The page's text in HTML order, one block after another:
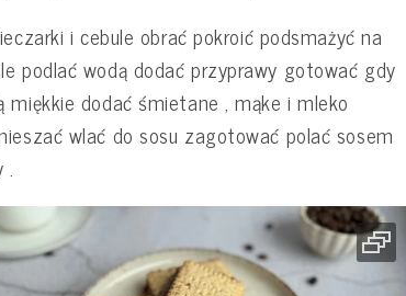
i cebule obrać pokroić podsmażyć na
podlać wodą dodać przyprawy gotować gdy
miękkie dodać śmietane , mąke i mleko
wlać do sosu zagotować polać sosem
.